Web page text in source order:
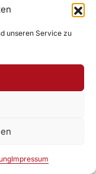
unseren Service zu
Impressum
Kanal